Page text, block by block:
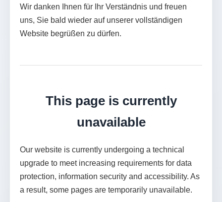
Wir danken Ihnen für Ihr Verständnis und freuen
uns, Sie bald wieder auf unserer vollständigen
Website begrüßen zu dürfen.
This page is currently
unavailable
Our website is currently undergoing a technical
upgrade to meet increasing requirements for data
protection, information security and accessibility. As
a result, some pages are temporarily unavailable.